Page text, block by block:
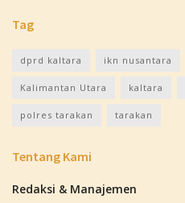
Tag
dprd kaltara ikn nusantara
Kalimantan Utara kaltara
polres tarakan tarakan
Tentang Kami
Redaksi & Manajemen